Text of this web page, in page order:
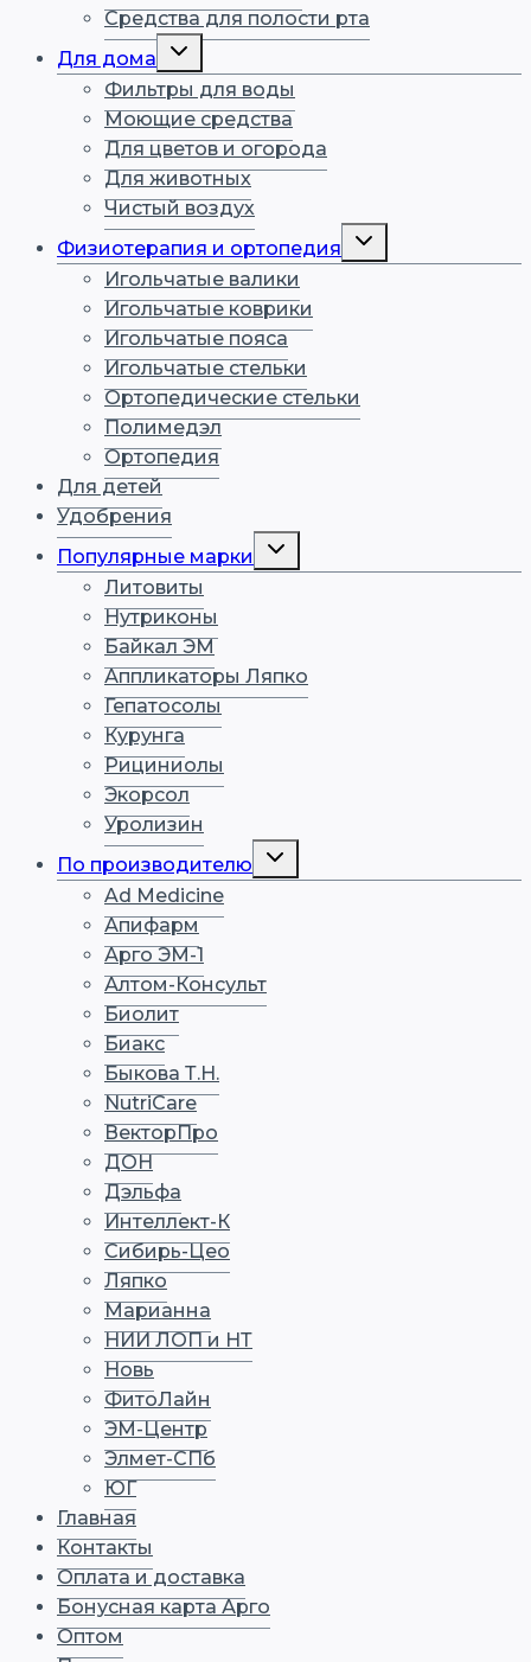
Средства для полости рта
Для дома
Переключить
меню
Фильтры для воды
Моющие средства
Для цветов и огорода
Для животных
Чистый воздух
Физиотерапия и ортопедия
Переключить
меню
Игольчатые валики
Игольчатые коврики
Игольчатые пояса
Игольчатые стельки
Ортопедические стельки
Полимедэл
Ортопедия
Для детей
Удобрения
Популярные марки
Переключить
меню
Литовиты
Нутриконы
Байкал ЭМ
Аппликаторы Ляпко
Гепатосолы
Курунга
Рициниолы
Экорсол
Уролизин
По производителю
Переключить
меню
Ad Medicine
Апифарм
Арго ЭМ-1
Алтом-Консульт
Биолит
Биакс
Быкова Т.Н.
NutriCare
ВекторПро
ДОН
Дэльфа
Интеллект-К
Сибирь-Цео
Ляпко
Марианна
НИИ ЛОП и НТ
Новь
ФитоЛайн
ЭМ-Центр
Элмет-СПб
ЮГ
Главная
Контакты
Оплата и доставка
Бонусная карта Арго
Оптом